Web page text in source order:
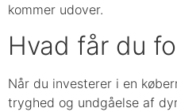
kommer udover.
Hvad får du
Når du investerer i en
tryghed og undgåelse af